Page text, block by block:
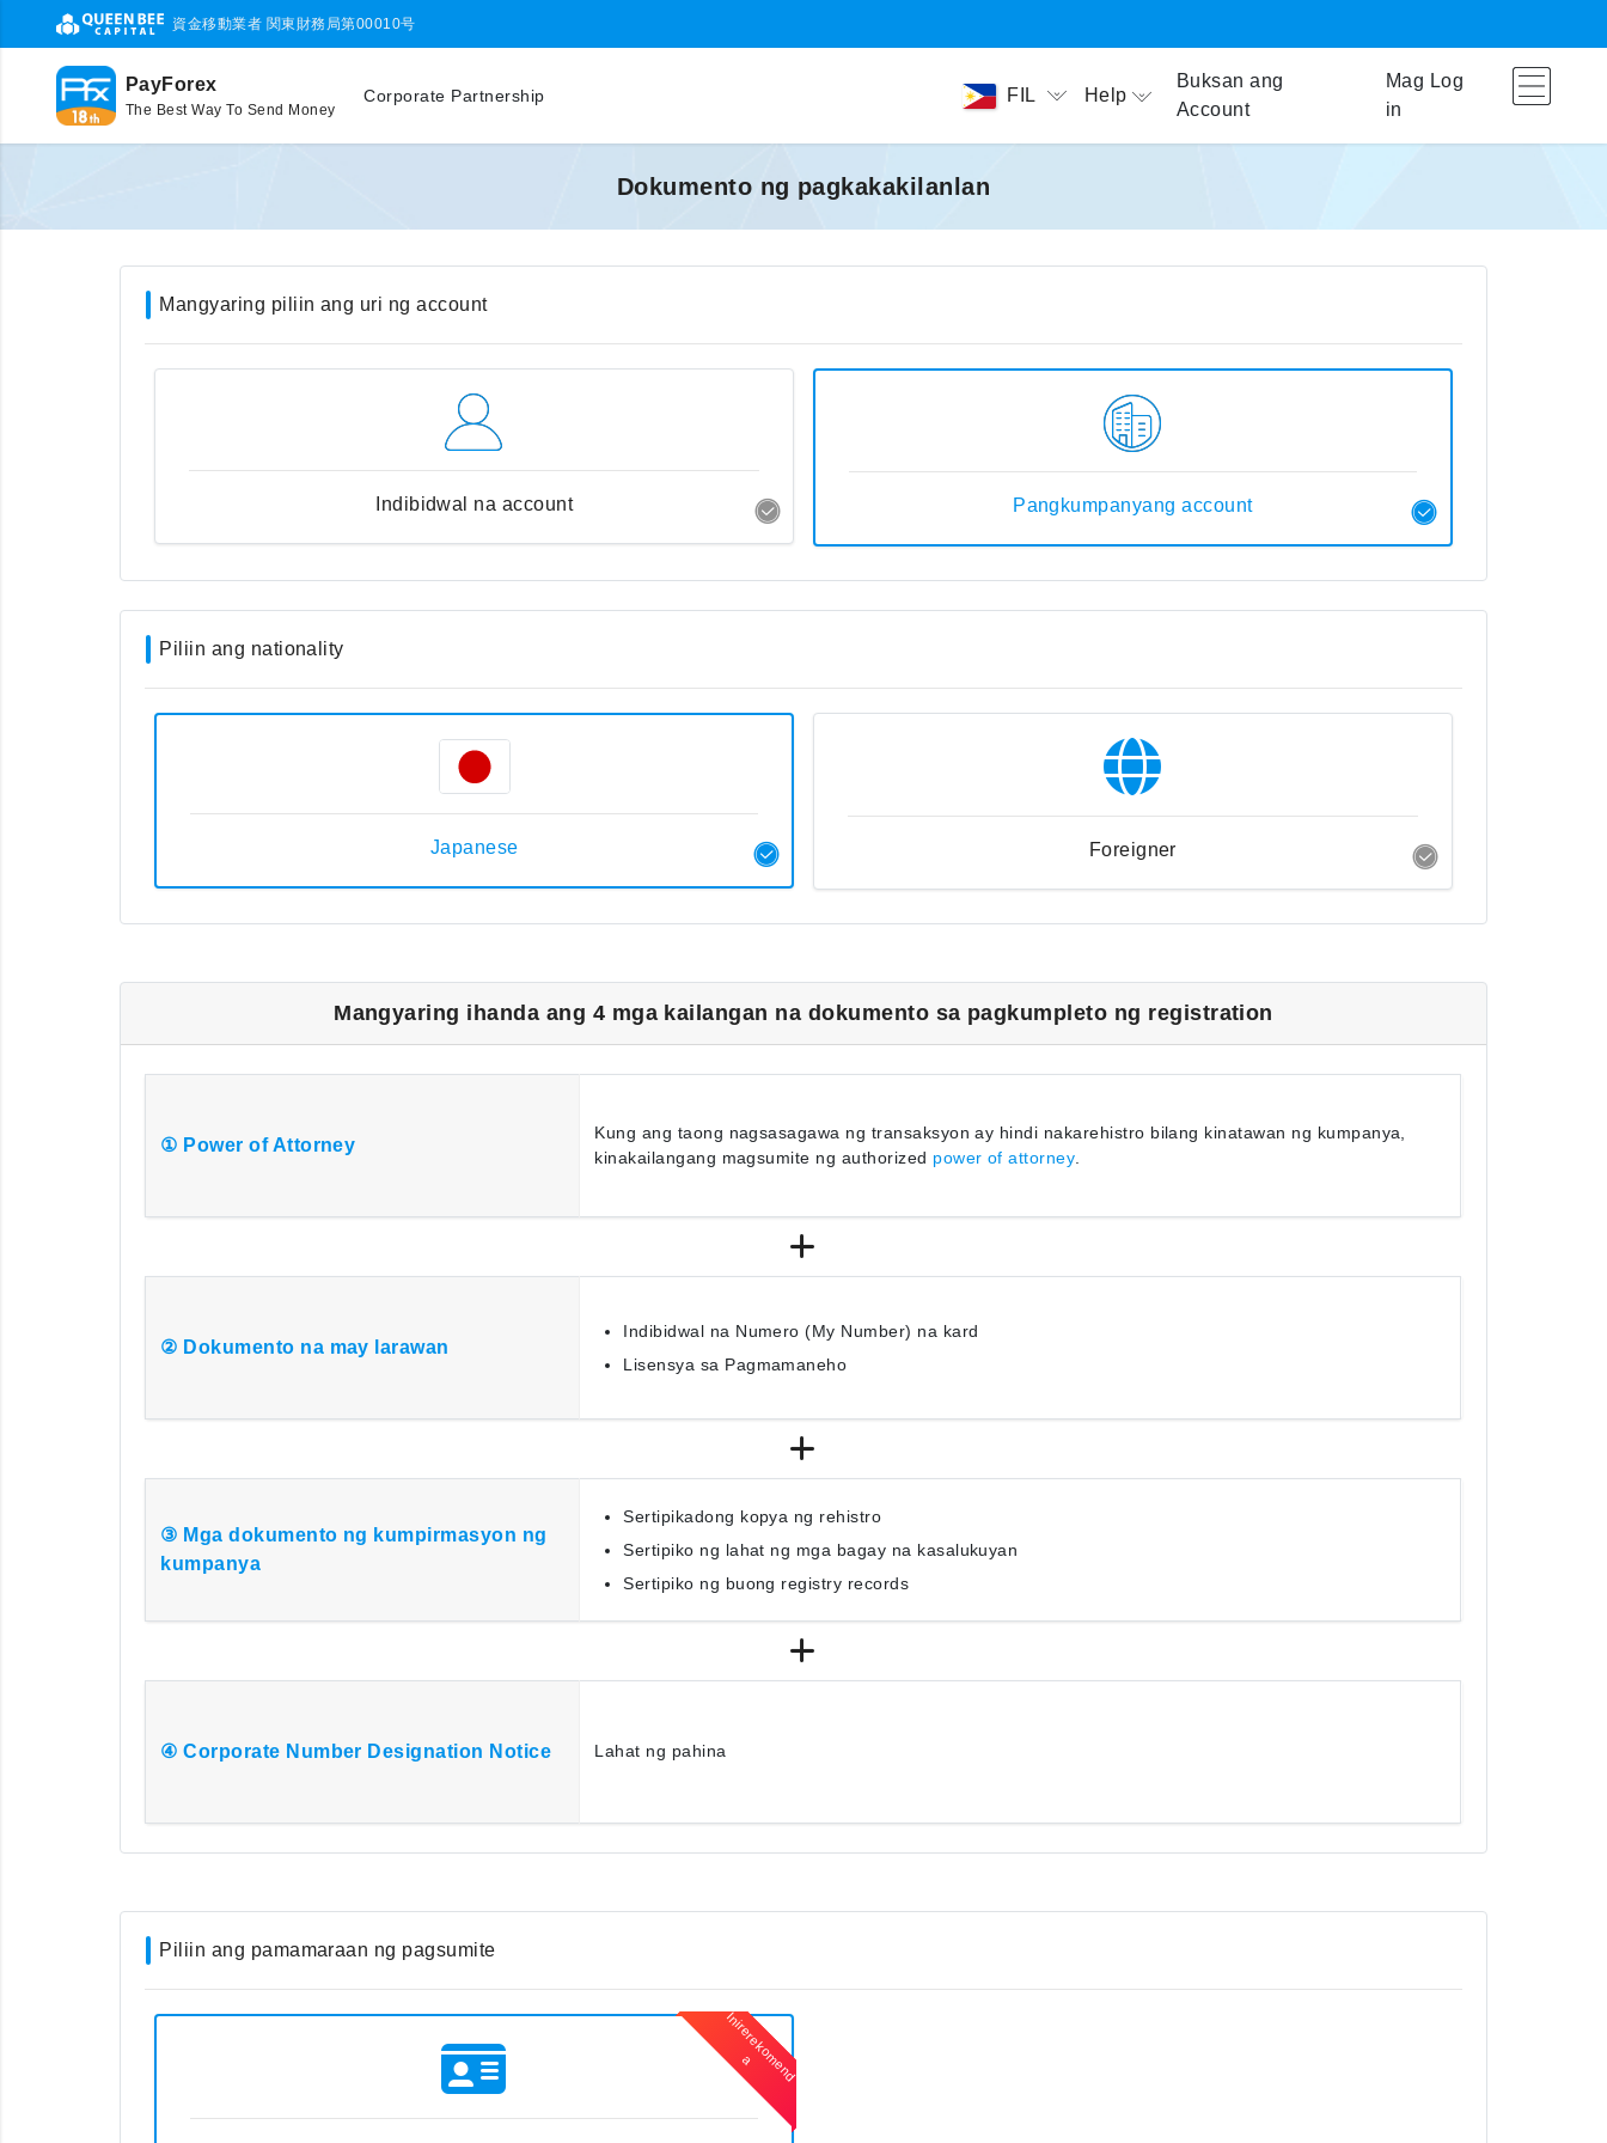
資金移動業者 関東財務局第00010号
PayForex
The Best Way To Send Money
Corporate Partnership FIL Help
Buksan ang
Account
Mag Log
in
Dokumento ng pagkakakilanlan
Mangyaring piliin ang uri ng account
Indibidwal na account Pangkumpanyang account
Piliin ang nationality
Japanese Foreigner
Mangyaring ihanda ang 4 mga kailangan na dokumento sa pagkumpleto ng registration
① Power of Attorney
Kung ang taong nagsasagawa ng transaksyon ay hindi nakarehistro bilang kinatawan ng kumpanya,
kinakailangang magsumite ng authorized power of attorney
② Dokumento na may larawan
Indibidwal na Numero (My Number) na kard
Lisensya sa Pagmamaneho
③ Mga dokumento ng kumpirmasyon ng
kumpanya
Sertipikadong kopya ng rehistro
Sertipiko ng lahat ng mga bagay na kasalukuyan
Sertipiko ng buong registry records
④ Corporate Number Designation Notice Lahat ng pahina
Piliin ang pamamaraan ng pagsumite